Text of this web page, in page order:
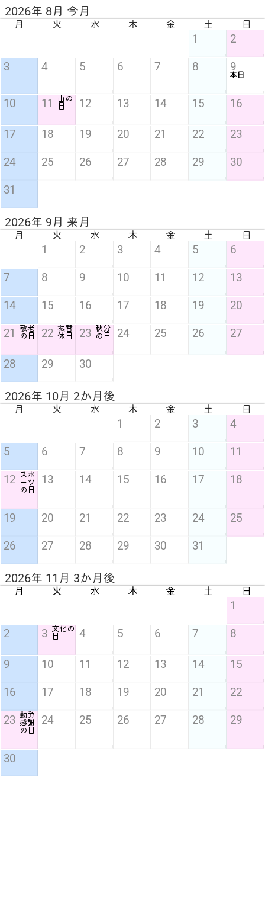
1
2 3 文化の
日
4 5 6 7 8
9 10 11 12 13 14 15
16 17 18 19 20 21 22
23 勤労
感謝
の日
24 25 26 27 28 29
30
2026年 11月 3か月後
月 火 水 木 金 土 日
1 2 3 4
5 6 7 8 9 10 11
12 スポ
ーツ
の日
13 14 15 16 17 18
19 20 21 22 23 24 25
26 27 28 29 30 31
2026年 10月 2か月後
月 火 水 木 金 土 日
1 2 3 4 5 6
7 8 9 10 11 12 13
14 15 16 17 18 19 20
21
敬老
の日
22 振替
休日
23 秋分
の日
24 25 26 27
28 29 30
2026年 9月 来月
月 火 水 木 金 土 日
1 2
3 4 5 6 7 8 9
本日
10 11
山の
日
12 13 14 15 16
17 18 19 20 21 22 23
24 25 26 27 28 29 30
31
2026年 8月 今月
月 火 水 木 金 土 日